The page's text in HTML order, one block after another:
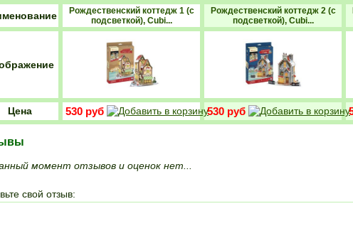
Рождественский коттедж 1 (с
подсветкой), Cubi...
Рождественский коттедж 2 (с
подсветкой), Cubi...
Цена 530 руб 530 руб
момент отзывов и оценок нет...
свой отзыв: